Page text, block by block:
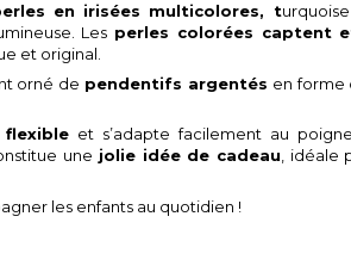
en irisées multicolores, t
Les perles colorées captent
et original.
orné de pendentifs argentés en forme
flexible et s’adapte facilement au
une jolie idée de cadeau , idéale
les enfants au quotidien !